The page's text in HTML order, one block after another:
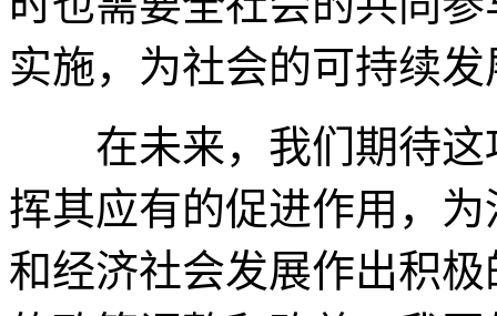
实施，为社会的可持续
在未来，我们期待这
挥其应有的促进作用，
和经济社会发展作出积